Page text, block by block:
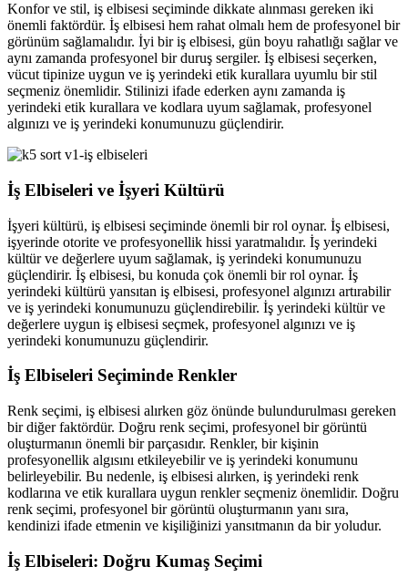
Konfor ve stil, iş elbisesi seçiminde dikkate alınması gereken iki
önemli faktördür. İş elbisesi hem rahat olmalı hem de profesyonel bir
görünüm sağlamalıdır. İyi bir iş elbisesi, gün boyu rahatlığı sağlar ve
aynı zamanda profesyonel bir duruş sergiler. İş elbisesi seçerken,
vücut tipinize uygun ve iş yerindeki etik kurallara uyumlu bir stil
seçmeniz önemlidir. Stilinizi ifade ederken aynı zamanda iş
yerindeki etik kurallara ve kodlara uyum sağlamak, profesyonel
algınızı ve iş yerindeki konumunuzu güçlendirir.
İş Elbiseleri ve İşyeri Kültürü
İşyeri kültürü, iş elbisesi seçiminde önemli bir rol oynar. İş elbisesi,
işyerinde otorite ve profesyonellik hissi yaratmalıdır. İş yerindeki
kültür ve değerlere uyum sağlamak, iş yerindeki konumunuzu
güçlendirir. İş elbisesi, bu konuda çok önemli bir rol oynar. İş
yerindeki kültürü yansıtan iş elbisesi, profesyonel algınızı artırabilir
ve iş yerindeki konumunuzu güçlendirebilir. İş yerindeki kültür ve
değerlere uygun iş elbisesi seçmek, profesyonel algınızı ve iş
yerindeki konumunuzu güçlendirir.
İş Elbiseleri Seçiminde Renkler
Renk seçimi, iş elbisesi alırken göz önünde bulundurulması gereken
bir diğer faktördür. Doğru renk seçimi, profesyonel bir görüntü
oluşturmanın önemli bir parçasıdır. Renkler, bir kişinin
profesyonellik algısını etkileyebilir ve iş yerindeki konumunu
belirleyebilir. Bu nedenle, iş elbisesi alırken, iş yerindeki renk
kodlarına ve etik kurallara uygun renkler seçmeniz önemlidir. Doğru
renk seçimi, profesyonel bir görüntü oluşturmanın yanı sıra,
kendinizi ifade etmenin ve kişiliğinizi yansıtmanın da bir yoludur.
İş Elbiseleri: Doğru Kumaş Seçimi